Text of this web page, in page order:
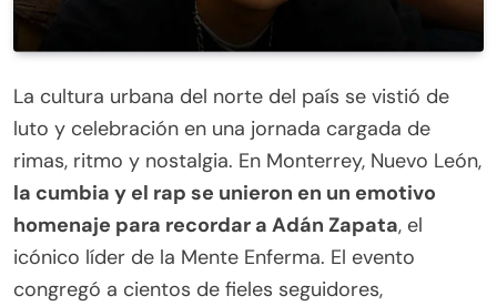
La cultura urbana del norte del país se vistió de
luto y celebración en una jornada cargada de
rimas, ritmo y nostalgia. En Monterrey, Nuevo León,
la cumbia y el rap se unieron en un emotivo
homenaje para recordar a Adán Zapata, el
icónico líder de la Mente Enferma. El evento
congregó a cientos de fieles seguidores,